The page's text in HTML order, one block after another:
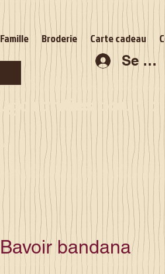
Famille Broderie Carte cadeau
Se
garanties pour la
Bavoir bandana